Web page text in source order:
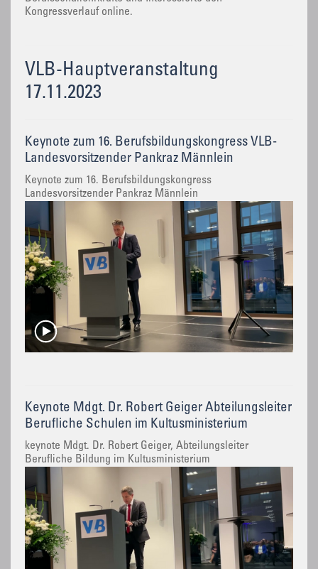
Kongressverlauf online.
VLB-Hauptveranstaltung
17.11.2023
Keynote zum 16. Berufsbildungskongress VLB-
Landesvorsitzender Pankraz Männlein
Keynote zum 16. Berufsbildungskongress
Landesvorsitzender Pankraz Männlein
Keynote Mdgt. Dr. Robert Geiger Abteilungsleiter
Berufliche Schulen im Kultusministerium
keynote Mdgt. Dr. Robert Geiger, Abteilungsleiter
Berufliche Bildung im Kultusministerium